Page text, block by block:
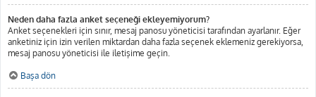
Neden daha fazla anket seçeneği ekleyemiyorum?
Anket seçenekleri için sınır, mesaj panosu yöneticisi tarafından ayarlanır. Eğer
anketiniz için izin verilen miktardan daha fazla seçenek eklemeniz gerekiyorsa,
mesaj panosu yöneticisi ile iletişime geçin.
Başa dön